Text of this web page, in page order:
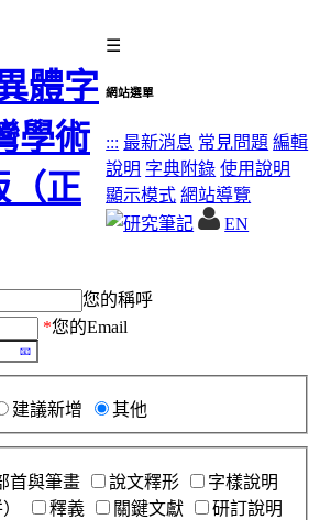
☰
網站選單
::: 最新消息 常見問題 編輯
說明 字典附錄 使用說明
顯示模式 網站導覽
EN
您的稱呼
*您的Email
建議新增 其他
首與筆畫 說文釋形
字樣說明
釋義 關鍵文獻
研訂說明